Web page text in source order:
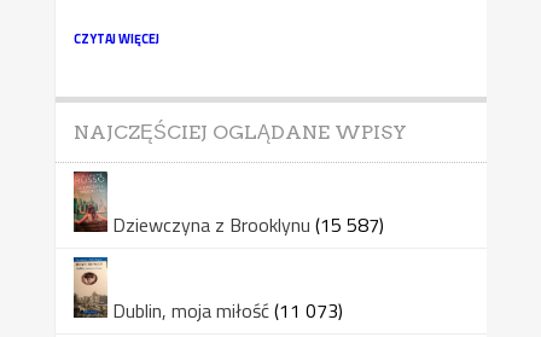
CZYTAJ WIĘCEJ
NAJCZĘŚCIEJ OGLĄDANE WPISY
Dziewczyna z Brooklynu (15 587)
Dublin, moja miłość(11 073)